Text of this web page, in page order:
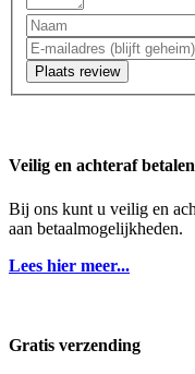
Plaats review
Veilig en achteraf betalen
Bij ons kunt u veilig en
aan betaalmogelijkheden.
Lees hier meer...
Gratis verzending